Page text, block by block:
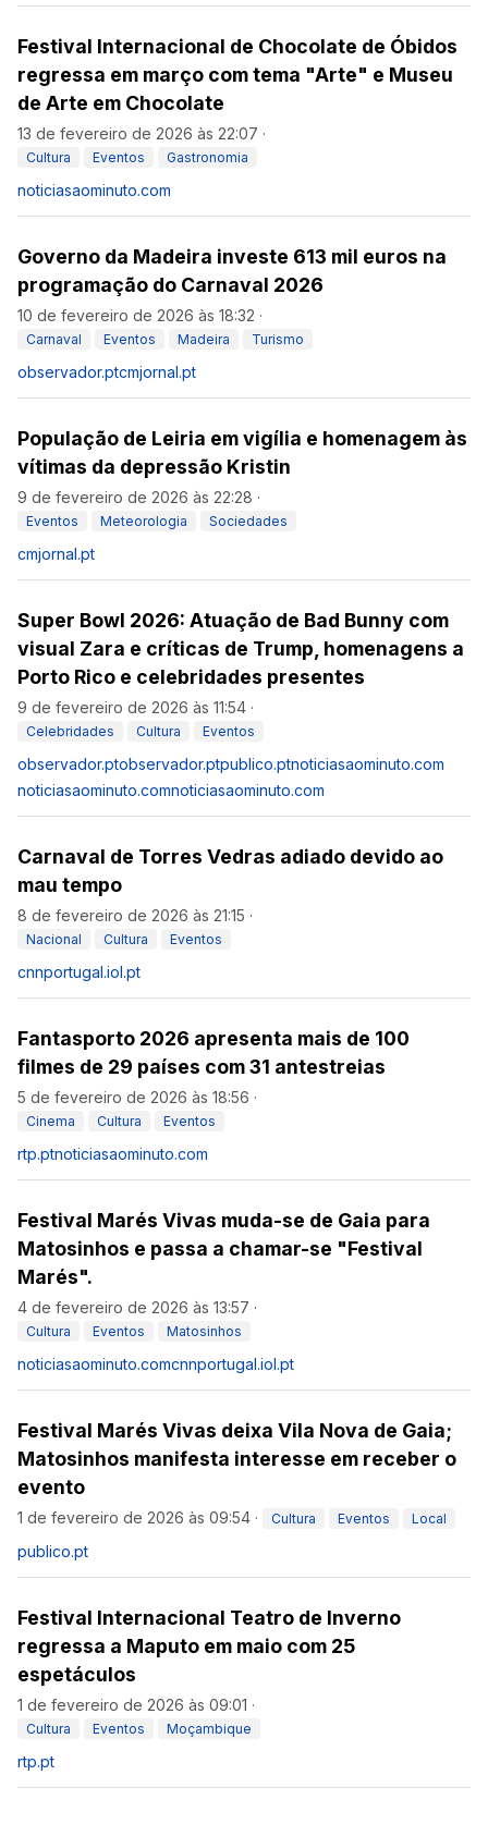
Festival Internacional de Chocolate de Óbidos
regressa em março com tema "Arte" e Museu
de Arte em Chocolate
13 de fevereiro de 2026 às 22:07 ·
Cultura Eventos Gastronomia
noticiasaominuto.com
Governo da Madeira investe 613 mil euros na
programação do Carnaval 2026
10 de fevereiro de 2026 às 18:32 ·
Carnaval Eventos Madeira Turismo
observador.ptcmjornal.pt
População de Leiria em vigília e homenagem às
vítimas da depressão Kristin
9 de fevereiro de 2026 às 22:28 ·
Eventos Meteorologia Sociedades
cmjornal.pt
Super Bowl 2026: Atuação de Bad Bunny com
visual Zara e críticas de Trump, homenagens a
Porto Rico e celebridades presentes
9 de fevereiro de 2026 às 11:54 ·
Celebridades Cultura Eventos
observador.ptobservador.ptpublico.ptnoticiasaominuto.com
noticiasaominuto.comnoticiasaominuto.com
Carnaval de Torres Vedras adiado devido ao
mau tempo
8 de fevereiro de 2026 às 21:15 ·
Nacional Cultura Eventos
cnnportugal.iol.pt
Fantasporto 2026 apresenta mais de 100
filmes de 29 países com 31 antestreias
5 de fevereiro de 2026 às 18:56 ·
Cinema Cultura Eventos
rtp.ptnoticiasaominuto.com
Festival Marés Vivas muda-se de Gaia para
Matosinhos e passa a chamar-se "Festival
Marés".
4 de fevereiro de 2026 às 13:57 ·
Cultura Eventos Matosinhos
noticiasaominuto.comcnnportugal.iol.pt
Festival Marés Vivas deixa Vila Nova de Gaia;
Matosinhos manifesta interesse em receber o
evento
1 de fevereiro de 2026 às 09:54 · Cultura Eventos Local
publico.pt
Festival Internacional Teatro de Inverno
regressa a Maputo em maio com 25
espetáculos
1 de fevereiro de 2026 às 09:01 ·
Cultura Eventos Moçambique
rtp.pt